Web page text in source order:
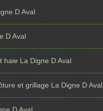
D Aval
D Aval
haie La Digne D Aval
et grillage La Digne D Aval